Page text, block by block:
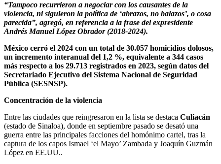
“Tampoco recurrieron a negociar con los causantes de la
violencia, ni siguieron la política de ‘abrazos, no balazos’, o cosa
parecida”, agregó, en referencia a la frase del expresidente
Andrés Manuel López Obrador (2018-2024).
México cerró el 2024 con un total de 30.057 homicidios dolosos,
un incremento interanual del 1,2 %, equivalente a 344 casos
más respecto a los 29.713 registrados en 2023, según datos del
Secretariado Ejecutivo del Sistema Nacional de Seguridad
Pública (SESNSP).
Concentración de la violencia
Entre las ciudades que reingresaron en la lista se destaca Culiacán
(estado de Sinaloa), donde en septiembre pasado se desató una
guerra entre las principales facciones del homónimo cartel, tras la
captura de los capos Ismael ‘el Mayo’ Zambada y Joaquín Guzmán
López en EE.UU..